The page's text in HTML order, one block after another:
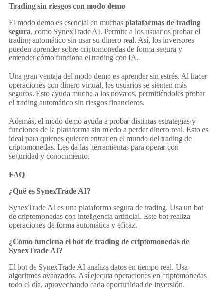
Trading sin riesgos con modo demo
El modo demo es esencial en muchas plataformas de trading
segura, como SynexTrade AI. Permite a los usuarios probar el
trading automático sin usar su dinero real. Así, los inversores
pueden aprender sobre criptomonedas de forma segura y
entender cómo funciona el trading con IA.
Una gran ventaja del modo demo es aprender sin estrés. Al hacer
operaciones con dinero virtual, los usuarios se sienten más
seguros. Esto ayuda mucho a los novatos, permitiéndoles probar
el trading automático sin riesgos financieros.
Además, el modo demo ayuda a probar distintas estrategias y
funciones de la plataforma sin miedo a perder dinero real. Esto es
ideal para quienes quieren entrar en el mundo del trading de
criptomonedas. Les da las herramientas para operar con
seguridad y conocimiento.
FAQ
¿Qué es SynexTrade AI?
SynexTrade AI es una plataforma segura de trading. Usa un bot
de criptomonedas con inteligencia artificial. Este bot realiza
operaciones de forma automática y eficaz.
¿Cómo funciona el bot de trading de criptomonedas de
SynexTrade AI?
El bot de SynexTrade AI analiza datos en tiempo real. Usa
algoritmos avanzados. Así ejecuta operaciones en criptomonedas
todo el día, aprovechando cada oportunidad de inversión.